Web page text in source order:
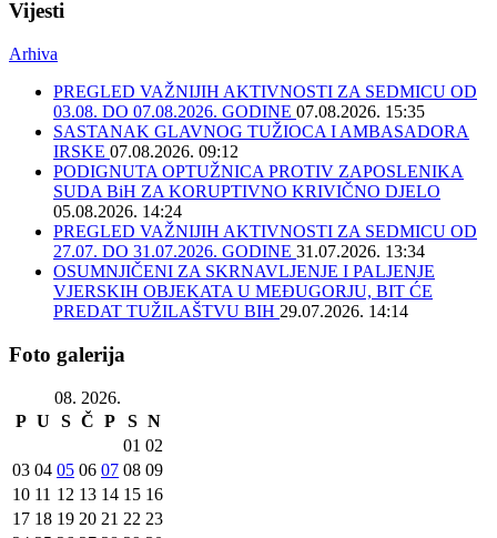
Vijesti
Arhiva
PREGLED VAŽNIJIH AKTIVNOSTI ZA SEDMICU OD
03.08. DO 07.08.2026. GODINE 07.08.2026. 15:35
SASTANAK GLAVNOG TUŽIOCA I AMBASADORA
IRSKE 07.08.2026. 09:12
PODIGNUTA OPTUŽNICA PROTIV ZAPOSLENIKA
SUDA BiH ZA KORUPTIVNO KRIVIČNO DJELO
05.08.2026. 14:24
PREGLED VAŽNIJIH AKTIVNOSTI ZA SEDMICU OD
27.07. DO 31.07.2026. GODINE 31.07.2026. 13:34
OSUMNJIČENI ZA SKRNAVLJENJE I PALJENJE
VJERSKIH OBJEKATA U MEĐUGORJU, BIT ĆE
PREDAT TUŽILAŠTVU BIH 29.07.2026. 14:14
Foto galerija
08. 2026.
P U S Č P S N
01 02
03 04 05 06 07 08 09
10 11 12 13 14 15 16
17 18 19 20 21 22 23